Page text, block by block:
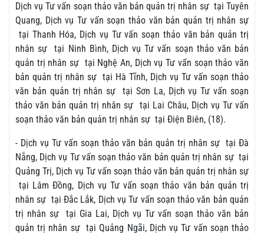
Dịch vụ Tư vấn soạn thảo văn bản quản trị nhân sự tại Tuyên
Quang, Dịch vụ Tư vấn soạn thảo văn bản quản trị nhân sự
tại Thanh Hóa, Dịch vụ Tư vấn soạn thảo văn bản quản trị
nhân sự tại Ninh Bình, Dịch vụ Tư vấn soạn thảo văn bản
quản trị nhân sự tại Nghệ An, Dịch vụ Tư vấn soạn thảo văn
bản quản trị nhân sự tại Hà Tĩnh, Dịch vụ Tư vấn soạn thảo
văn bản quản trị nhân sự tại Sơn La, Dịch vụ Tư vấn soạn
thảo văn bản quản trị nhân sự tại Lai Châu, Dịch vụ Tư vấn
soạn thảo văn bản quản trị nhân sự tại Điện Biên, (18).
- Dịch vụ Tư vấn soạn thảo văn bản quản trị nhân sự tại Đà
Nẵng, Dịch vụ Tư vấn soạn thảo văn bản quản trị nhân sự tại
Quảng Trị, Dịch vụ Tư vấn soạn thảo văn bản quản trị nhân sự
tại Lâm Đồng, Dịch vụ Tư vấn soạn thảo văn bản quản trị
nhân sự tại Đắc Lắk, Dịch vụ Tư vấn soạn thảo văn bản quản
trị nhân sự tại Gia Lai, Dịch vụ Tư vấn soạn thảo văn bản
quản trị nhân sự tại Quảng Ngãi, Dịch vụ Tư vấn soạn thảo